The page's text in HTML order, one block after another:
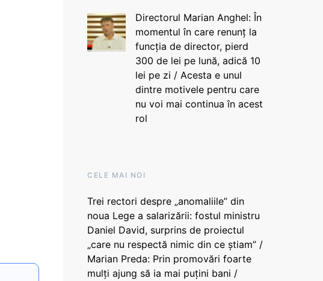
Directorul Marian Anghel: În
momentul în care renunț la
funcția de director, pierd
300 de lei pe lună, adică 10
lei pe zi / Acesta e unul
dintre motivele pentru care
nu voi mai continua în acest
rol
CELE MAI NOI
Trei rectori despre „anomaliile” din
noua Lege a salarizării: fostul ministru
Daniel David, surprins de proiectul
„care nu respectă nimic din ce știam” /
Marian Preda: Prin promovări foarte
mulți ajung să ia mai puțini bani /